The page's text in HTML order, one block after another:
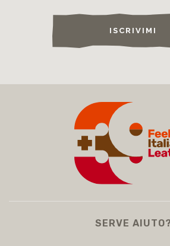
ISCRIVIMI
SERVE